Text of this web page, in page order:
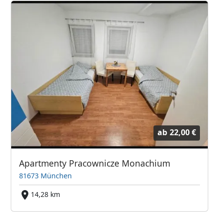
ab 22,00 €
Apartmenty Pracownicze Monachium
81673 München
14,28 km